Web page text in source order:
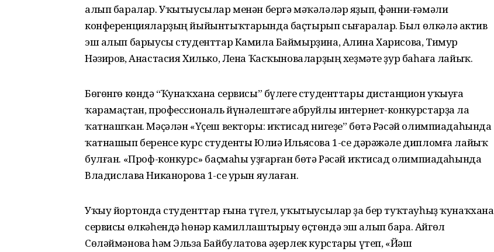
алып баралар. Уҡытыусылар менән бергә мәҡәләләр яҙып, фәнни-ғәмәли
конференцияларҙың йыйынтыҡтарында баҫтырып сығаралар. Был өлкәлә актив
эш алып барыусы студенттар Камила Баймырҙина, Алина Харисова, Тимур
Нәзиров, Анастасия Хилько, Лена Ҡасҡыноваларҙың хеҙмәте ҙур баһаға лайыҡ.
Бөгөнгө көндә “Ҡунаҡхана сервисы” бүлеге студенттары дистанцион уҡыуға
ҡарамаҫтан, профессиональ йүнәлештәге абруйлы интернет-конкурстарҙа ла
ҡатнашҡан. Мәҫәлән «Үҫеш векторы: иҡтисад нигеҙе” бөтә Рәсәй олимпиадаһында
ҡатнашып беренсе курс студенты Юлиә Ильясова 1-се дәрәжәле дипломға лайыҡ
булған. «Проф-конкурс» баҫмаһы уҙғарған бөтә Рәсәй иҡтисад олимпиадаһында
Владислава Никанорова 1-се урын яулаған.
Уҡыу йортонда студенттар ғына түгел, уҡытыусылар ҙа бер туҡтауһыҙ ҡунаҡхана
сервисы өлкәһендә һөнәр камиллаштырыу өҫтөндә эш алып бара. Айгөл
Сөләймәнова һәм Эльза Байбулатова әҙерлек курстары үтеп, «Йәш